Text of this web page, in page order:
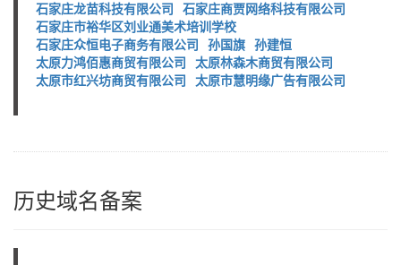
石家庄龙苗科技有限公司 石家庄商贾网络科技有限公司
石家庄市裕华区刘业通美术培训学校
石家庄众恒电子商务有限公司 孙国旗 孙建恒
太原力鸿佰惠商贸有限公司 太原林森木商贸有限公司
太原市红兴坊商贸有限公司 太原市慧明缘广告有限公司
历史域名备案